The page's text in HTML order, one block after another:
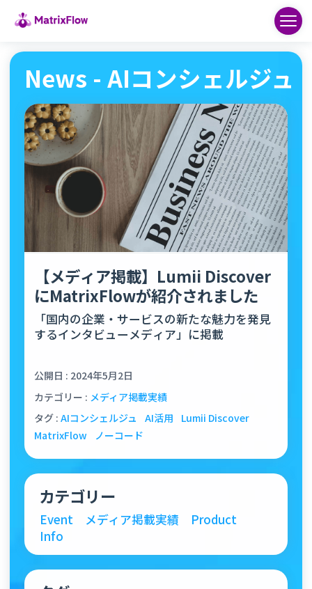
News - AIコンシェルジュ
【メディア掲載】Lumii Discover
にMatrixFlowが紹介されました
「国内の企業・サービスの新たな魅力を発見
するインタビューメディア」に掲載
公開日 : 2024年5月2日
カテゴリー : メディア掲載実績
タグ : AIコンシェルジュ AI活用
Lumii Discover
MatrixFlow
ノーコード
カテゴリー
Event メディア掲載実績
Product
Info